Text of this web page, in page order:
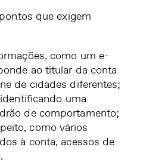
que exigem
como um e-
ao titular da conta
de cidades diferentes;
uma
de comportamento;
como vários
à conta, acessos de